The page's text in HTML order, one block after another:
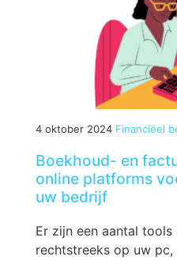
4 oktober 2024 Financiëel
Boekhoud- en
online platforms
uw bedrijf
Er zijn een aantal
rechtstreeks op uw